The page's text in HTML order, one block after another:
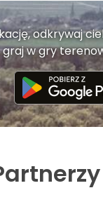
odkrywaj
graj w gry